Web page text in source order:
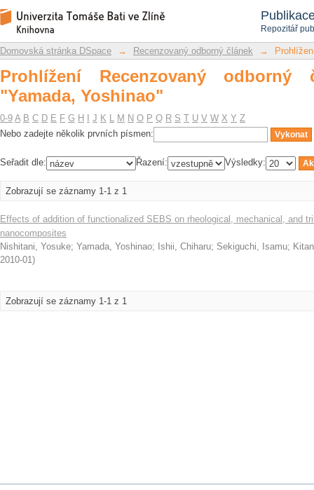
Repozitář
Prohlížení Recenzovaný odborný
Repozitář DSpace/Manakin
Domovská stránka DSpace → Recenzovaný odborný článek →
Prohlížení Recenzovaný
"Yamada, Yoshinao"
0-9 A B C D E F G H J K L M N O P Q R S T U V W X Y Z
Nebo zadejte několik prvních písmen:
Seřadit dle: Řazení: Výsledky:
Zobrazují se záznamy 1-1 z 1
Effects of addition of functionalized SEBS on rheological, mechanical, and
nanocomposites
Nishitani, Yosuke; Yamada, Yoshinao; Ishii, Chiharu; Sekiguchi, Isamu;
2010-01)
Zobrazují se záznamy 1-1 z 1